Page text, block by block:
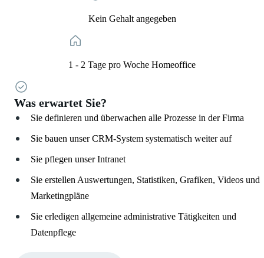
Kein Gehalt angegeben
1 - 2 Tage pro Woche Homeoffice
Was erwartet Sie?
Sie definieren und überwachen alle Prozesse in der Firma
Sie bauen unser CRM-System systematisch weiter auf
Sie pflegen unser Intranet
Sie erstellen Auswertungen, Statistiken, Grafiken, Videos und
Marketingpläne
Sie erledigen allgemeine administrative Tätigkeiten und
Datenpflege